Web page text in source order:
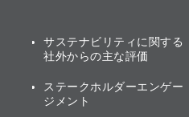
[AI] What dreams are made
その他
グループ企業一覧
業績・財務
アニュアルレポート
トップメッセージ
サステナビリティの考え方
サステナビリティに関する
社外からの主な評価
ステークホルダーエンゲー
ジメント